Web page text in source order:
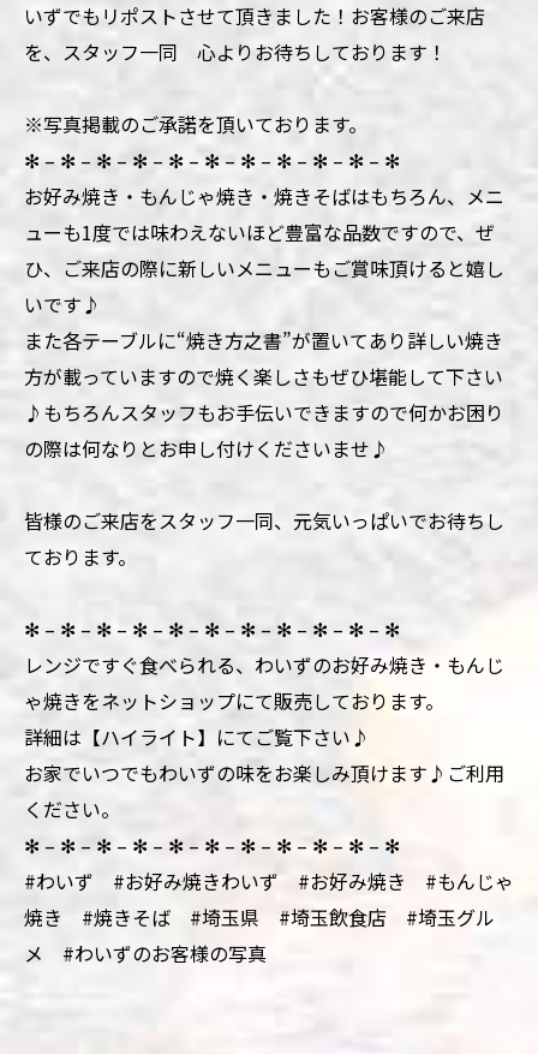
いずでもリポストさせて頂きました！お客様のご来店
を、スタッフ一同 心よりお待ちしております！
※写真掲載のご承諾を頂いております。
✻ – ✻ – ✻ – ✻ – ✻ – ✻ – ✻ – ✻ – ✻ – ✻ – ✻
お好み焼き・もんじゃ焼き・焼きそばはもちろん、メニ
ューも1度では味わえないほど豊富な品数ですので、ぜ
ひ、ご来店の際に新しいメニューもご賞味頂けると嬉し
いです♪
また各テーブルに“焼き方之書”が置いてあり詳しい焼き
方が載っていますので焼く楽しさもぜひ堪能して下さい
♪もちろんスタッフもお手伝いできますので何かお困り
の際は何なりとお申し付けくださいませ♪
皆様のご来店をスタッフ一同、元気いっぱいでお待ちし
ております。
✻ – ✻ – ✻ – ✻ – ✻ – ✻ – ✻ – ✻ – ✻ – ✻ – ✻
レンジですぐ食べられる、わいずのお好み焼き・もんじ
ゃ焼きをネットショップにて販売しております。
詳細は【ハイライト】にてご覧下さい♪
お家でいつでもわいずの味をお楽しみ頂けます♪ご利用
ください。
✻ – ✻ – ✻ – ✻ – ✻ – ✻ – ✻ – ✻ – ✻ – ✻ – ✻
#わいず #お好み焼きわいず #お好み焼き #もんじゃ
焼き #焼きそば #埼玉県 #埼玉飲食店 #埼玉グル
メ #わいずのお客様の写真